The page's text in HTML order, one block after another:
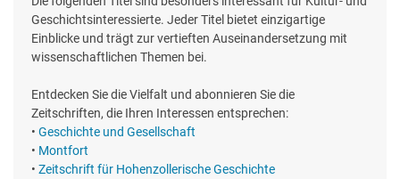
Geschichtsinteressierte. Jeder Titel bietet einzigartige
Einblicke und trägt zur vertieften Auseinandersetzung mit
wissenschaftlichen Themen bei.
Entdecken Sie die Vielfalt und abonnieren Sie die
Zeitschriften, die Ihren Interessen entsprechen:
• Geschichte und Gesellschaft
• Montfort
• Zeitschrift für Hohenzollerische Geschichte